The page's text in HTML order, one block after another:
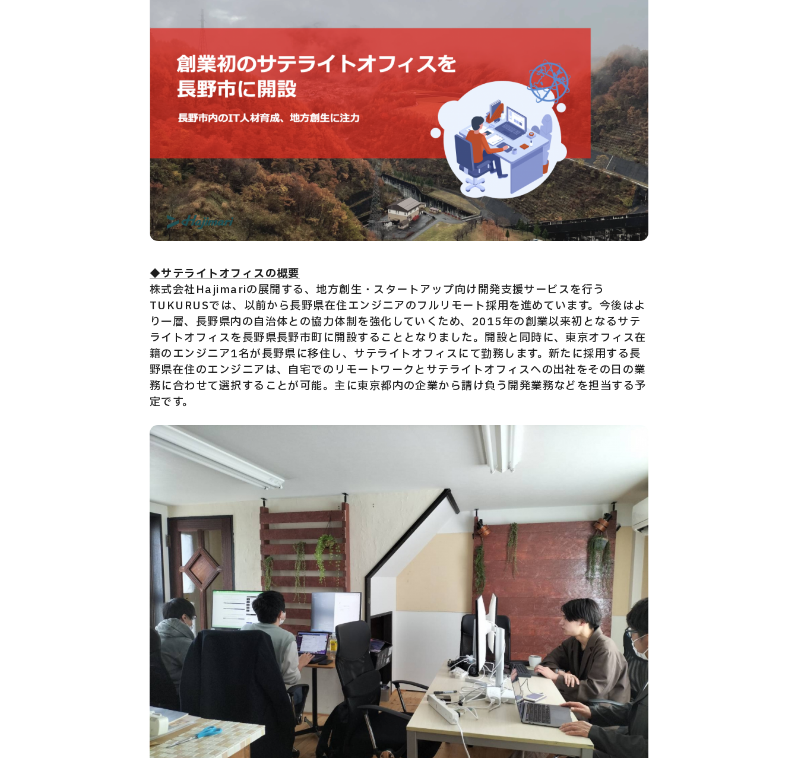
CAREERS
CONTACT
Privacy Policy
Security Action
◆サテライトオフィスの概要
株式会社Hajimariの展開する、地方創生・スタートアップ向け開発支援サービスを行う
TUKURUSでは、以前から長野県在住エンジニアのフルリモート採用を進めています。今後はよ
り一層、長野県内の自治体との協力体制を強化していくため、2015年の創業以来初となるサテ
ライトオフィスを長野県長野市町に開設することとなりました。開設と同時に、東京オフィス在
籍のエンジニア1名が長野県に移住し、サテライトオフィスにて勤務します。新たに採用する長
野県在住のエンジニアは、自宅でのリモートワークとサテライトオフィスへの出社をその日の業
務に合わせて選択することが可能。主に東京都内の企業から請け負う開発業務などを担当する予
定です。